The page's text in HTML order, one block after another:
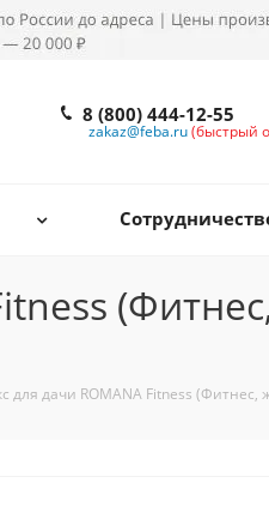
8 (800) 444-12-55
zakaz@feba.ru(быстрый
для дачи ROMANA Fitness